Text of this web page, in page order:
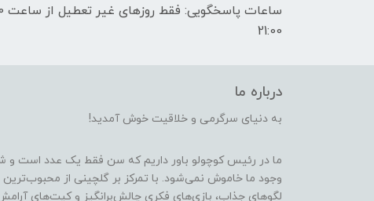
21:00
درباره ما
به دنیای سرگرمی و خلاقیت خوش آمدید!
ما در رئیس کوچولو باور داریم که سن فقط یک عدد است و
وجود ما خاموش نمی‌شود. با تمرکز بر گلچینی از
لگوهای جذاب، بازی‌های فکری چالش‌برانگیز و کیت‌های